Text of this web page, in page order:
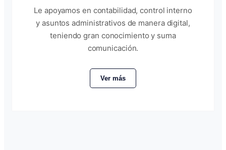
Le apoyamos en contabilidad, control interno
y asuntos administrativos de manera digital,
teniendo gran conocimiento y suma
comunicación.
Ver más